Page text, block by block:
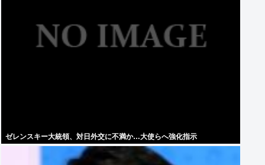
ゼレンスキー大統領、対日外交に不満か…大使らへ強化指示